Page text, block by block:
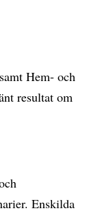
Hem- och
resultat om
Enskilda